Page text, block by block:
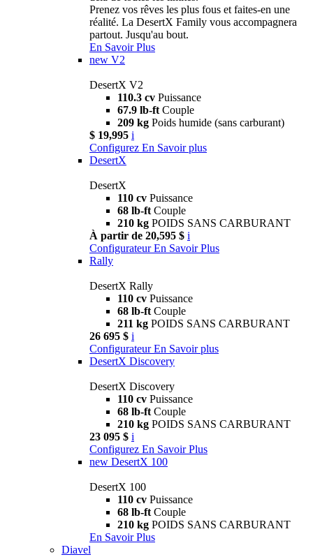
Prenez vos rêves les plus fous et faites-en une
réalité. La DesertX Family vous accompagnera
partout. Jusqu'au bout.
En Savoir Plus
new V2
DesertX V2
110.3 cv Puissance
67.9 lb-ft Couple
209 kg Poids humide (sans carburant)
$ 19,995 i
Configurez En Savoir plus
DesertX
DesertX
110 cv Puissance
68 lb-ft Couple
210 kg POIDS SANS CARBURANT
À partir de 20,595 $ i
Configurateur En Savoir Plus
Rally
DesertX Rally
110 cv Puissance
68 lb-ft Couple
211 kg POIDS SANS CARBURANT
26 695 $ i
Configurateur En Savoir plus
DesertX Discovery
DesertX Discovery
110 cv Puissance
68 lb-ft Couple
210 kg POIDS SANS CARBURANT
23 095 $ i
Configurez En Savoir Plus
new DesertX 100
DesertX 100
110 cv Puissance
68 lb-ft Couple
210 kg POIDS SANS CARBURANT
En Savoir Plus
Diavel